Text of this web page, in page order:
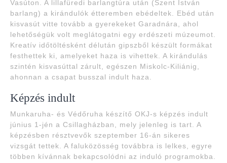
Vasúton. A lillafüredi barlangtúra után (Szent István
barlang) a kirándulók étteremben ebédeltek. Ebéd után
kisvasút vitte tovább a gyerekeket Garadnára, ahol
lehetőségük volt meglátogatni egy erdészeti múzeumot.
Kreatív időtöltésként délután gipszből készült formákat
festhettek ki, amelyeket haza is vihettek. A kirándulás
szintén kisvasúttal zárult, egészen Miskolc-Kiliánig,
ahonnan a csapat busszal indult haza.
Képzés indult
Munkaruha- és Védőruha készítő OKJ-s képzés indult
június 1-jén a Csillagházban, mely jelenleg is tart. A
képzésben résztvevők szeptember 16-án sikeres
vizsgát tettek. A faluközösség továbbra is lelkes, egyre
többen kívánnak bekapcsolódni az induló programokba.